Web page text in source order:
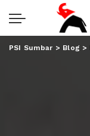
PSI Sumbar > Blog >